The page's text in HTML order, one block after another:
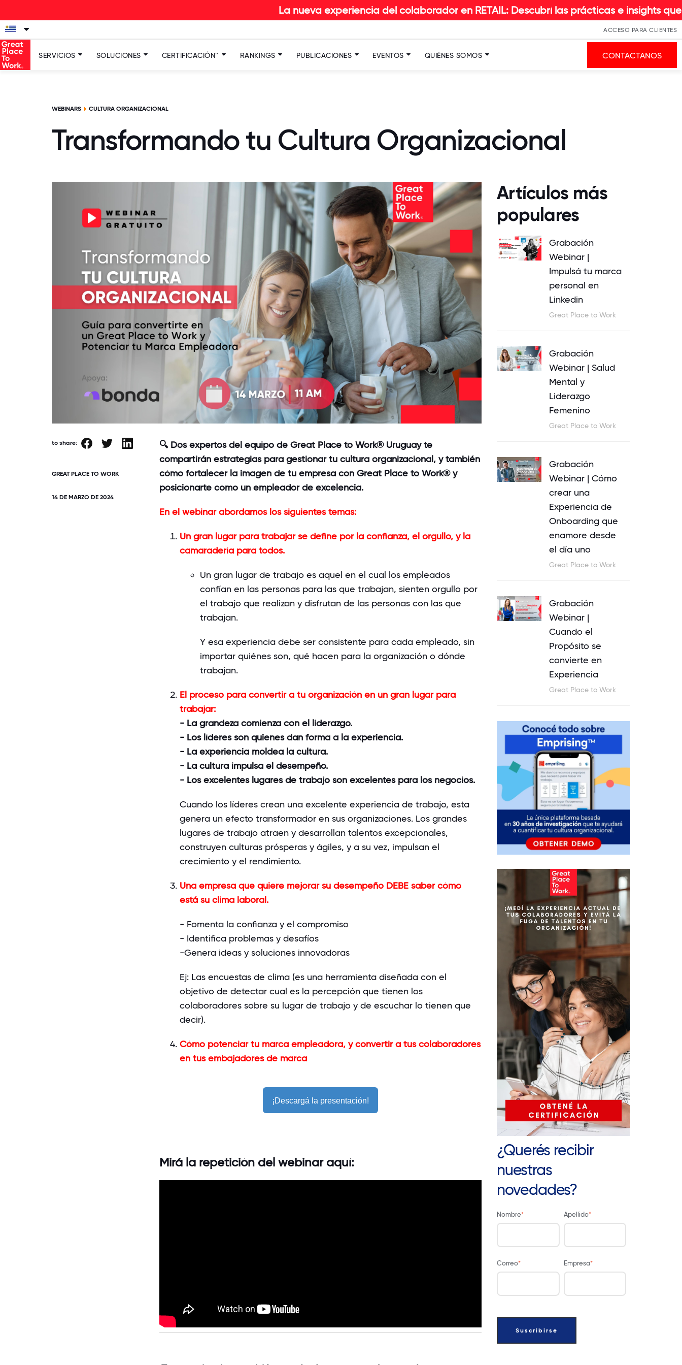
La nueva experiencia del colaborador en RETAIL: Descubrí las prácticas e insights que hacen la
ACCESO PARA CLIENTES
SERVICIOS SOLUCIONES CERTIFICACIÓN™ RANKINGS PUBLICACIONES EVENTOS QUIÉNES SOMOS CONTACTANOS
WEBINARS CULTURA ORGANIZACIONAL
Transformando tu Cultura Organizacional
to share:
GREAT PLACE TO WORK
14 DE MARZO DE 2024
🔍 Dos expertos del equipo de Great Place to Work® Uruguay te
compartirán estrategias para gestionar tu cultura organizacional, y también
cómo fortalecer la imagen de tu empresa con Great Place to Work® y
posicionarte como un empleador de excelencia.
En el webinar abordamos los siguientes temas:
Un gran lugar para trabajar se define por la confianza, el orgullo, y la
camaradería para todos.
Un gran lugarde trabajoes aquel en el cual los empleados
confíanen las personas para las que trabajan, sienten orgullo por
el trabajoque realizany disfrutande las personas con las que
trabajan.
Y esa experiencia debe ser consistente para cada empleado, sin
importar quiénesson, qué hacen para la organización o dónde
trabajan.
El proceso para convertir a tu organización en un gran lugar para
trabajar:
- La grandeza comienzacon el liderazgo.
- Los líderes son quienes dan forma a la experiencia.
- La experiencia moldea la cultura.
- La cultura impulsa el desempeño.
- Los excelentes lugares de trabajo son excelentes para los negocios.
Cuandolos líderes crean una excelente experienciade trabajo, esta
genera un efecto transformadoren sus organizaciones. Los grandes
lugaresde trabajo atraeny desarrollan talentos excepcionales,
construyen culturas prósperasy ágiles, y a su vez, impulsanel
crecimientoy el rendimiento.
Una empresa que quiere mejorar su desempeño DEBE saber cómo
está su clima laboral.
- Fomenta la confianza y el compromiso
- Identifica problemas y desafíos
-Genera ideas y soluciones innovadoras
Ej: Las encuestas de clima (es una herramienta diseñada con el
objetivo de detectar cual es la percepción que tienen los
colaboradores sobre su lugar de trabajo y de escuchar lo tienen que
decir).
Cómo potenciar tu marca empleadora, y convertir a tus colaboradores
en tus embajadores de marca
¡Descargá la presentación!
Mirá la repetición del webinar aquí:
Artículos más
populares
Grabación
Webinar |
Impulsá tu marca
personal en
Linkedin
Great Place to Work
Grabación
Webinar | Salud
Mental y
Liderazgo
Femenino
Great Place to Work
Grabación
Webinar | Cómo
crear una
Experiencia de
Onboarding que
enamore desde
el día uno
Great Place to Work
Grabación
Webinar |
Cuando el
Propósito se
convierte en
Experiencia
Great Place to Work
¿Querés recibir
nuestras
novedades?
Nombre* Apellido*
Correo* Empresa*